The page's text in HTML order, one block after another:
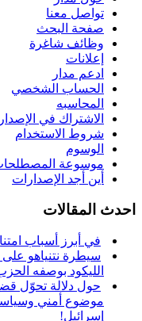
تواصل معنا
صفحة البحث
وظائف شاغرة
إعلانات
ادعم مدار
الحساب الشخصي
المحاسبه
الاشتراك في
شروط الاستخدام
الوسوم
موسوعة
أين أجد الإصدارات
احدث المقالات
في أبرز أسباب
سيطرة نتنياهو
الليكود بوصفه
حول دلالة تحوّل
موضوع أمني
إسرائيل!